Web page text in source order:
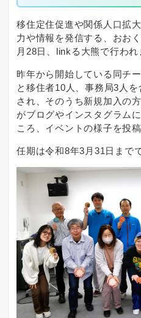
移住定住促進や関係人口拡
力や情報を発信する、おお
月28日、linkる大熊で行われ
昨年から開始している同チ
と移住者10人、事務局3人
され、そのうち新規加入の
がブログやインスタグラム
ころ、イベントの様子を投稿
任期は令和8年3月31日まで